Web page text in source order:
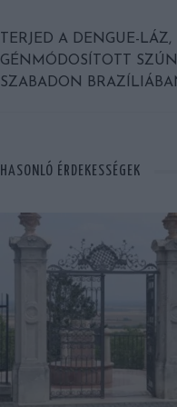
TERJED A DENGUE-
GÉNMÓDOSÍTOTT
SZABADON
HASONLÓ ÉRDEKESSÉGEK